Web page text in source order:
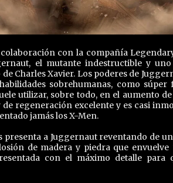
con la compañía
el mutante indestructible y
Charles Xavier. Los poderes de
sobrehumanas, como
utilizar, sobre todo, en el aumento
regeneración excelente y es casi
jamás los X-Men.
a Juggernaut reventando de
de madera y piedra que
con el máximo detalle